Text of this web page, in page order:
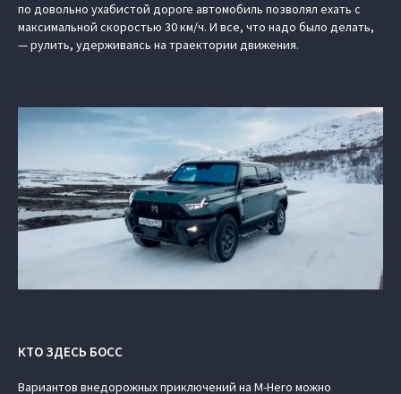
по довольно ухабистой дороге автомобиль позволял ехать с
максимальной скоростью 30 км/ч. И все, что надо было делать,
— рулить, удерживаясь на траектории движения.
КТО ЗДЕСЬ БОСС
Вариантов внедорожных приключений на M-Hero можно